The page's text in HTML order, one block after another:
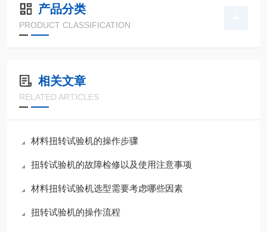
产品分类
PRODUCT CLASSIFICATION
相关文章
RELATED ARTICLES
材料扭转试验机的操作步骤
扭转试验机的故障检修以及使用注意事项
材料扭转试验机选型需要考虑哪些因素
扭转试验机的操作流程